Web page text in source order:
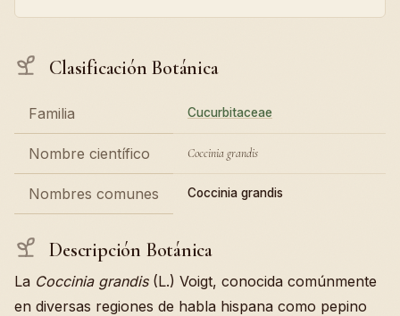
Clasificación Botánica
Familia Cucurbitaceae
Nombre científico Coccinia grandis
Nombres comunes Coccinia grandis
Descripción Botánica
La Coccinia grandis(L.) Voigt, conocida comúnmente
en diversas regiones de habla hispana como pepino